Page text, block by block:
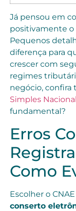
Já pensou em
positivamente o
Pequenos
diferença para
crescer com
regimes
negócio,
Simples Nacional
fundamental?
Erros
Como
Escolher o
conserto